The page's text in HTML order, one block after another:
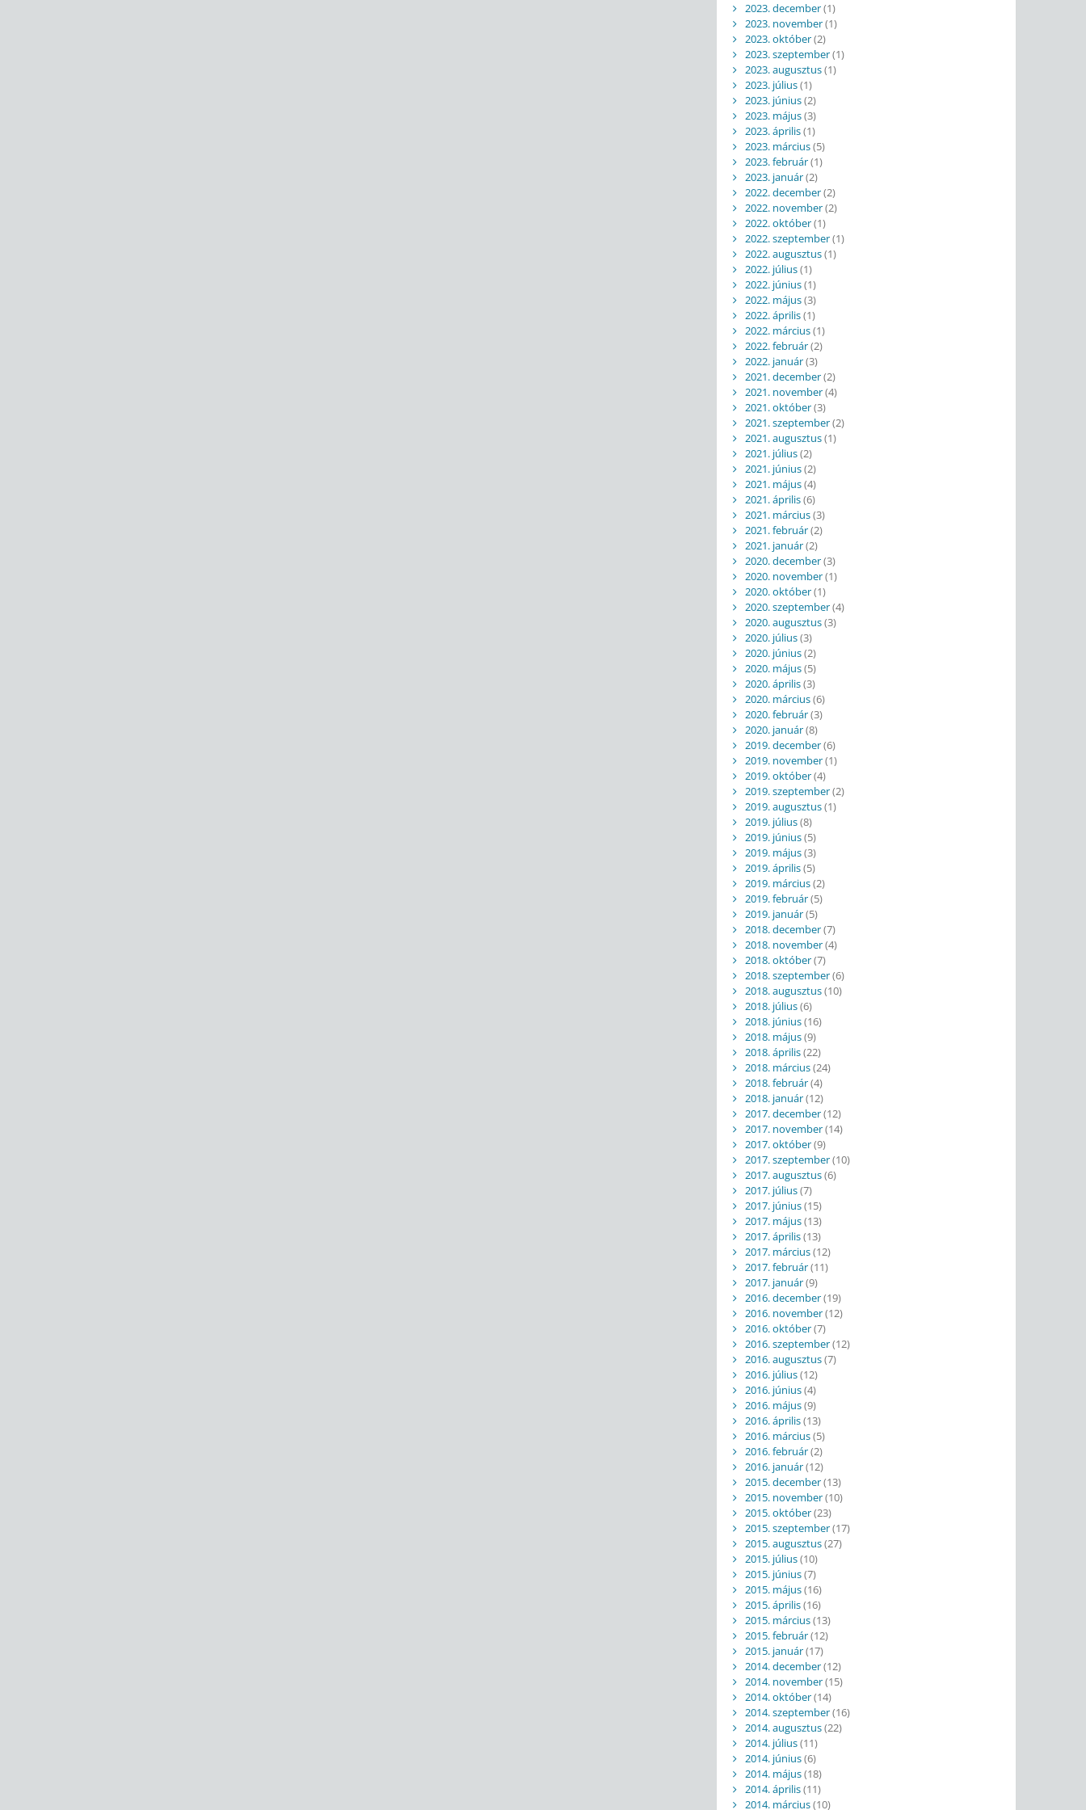
2023. december(1)
2023. november(1)
2023. október(2)
2023. szeptember(1)
2023. augusztus(1)
2023. július(1)
2023. június(2)
2023. május(3)
2023. április(1)
2023. március(5)
2023. február(1)
2023. január(2)
2022. december(2)
2022. november(2)
2022. október(1)
2022. szeptember(1)
2022. augusztus(1)
2022. július(1)
2022. június(1)
2022. május(3)
2022. április(1)
2022. március(1)
2022. február(2)
2022. január(3)
2021. december(2)
2021. november(4)
2021. október(3)
2021. szeptember(2)
2021. augusztus(1)
2021. július(2)
2021. június(2)
2021. május(4)
2021. április(6)
2021. március(3)
2021. február(2)
2021. január(2)
2020. december(3)
2020. november(1)
2020. október(1)
2020. szeptember(4)
2020. augusztus(3)
2020. július(3)
2020. június(2)
2020. május(5)
2020. április(3)
2020. március(6)
2020. február(3)
2020. január(8)
2019. december(6)
2019. november(1)
2019. október(4)
2019. szeptember(2)
2019. augusztus(1)
2019. július(8)
2019. június(5)
2019. május(3)
2019. április(5)
2019. március(2)
2019. február(5)
2019. január(5)
2018. december(7)
2018. november(4)
2018. október(7)
2018. szeptember(6)
2018. augusztus(10)
2018. július(6)
2018. június(16)
2018. május(9)
2018. április(22)
2018. március(24)
2018. február(4)
2018. január(12)
2017. december(12)
2017. november(14)
2017. október(9)
2017. szeptember(10)
2017. augusztus(6)
2017. július(7)
2017. június(15)
2017. május(13)
2017. április(13)
2017. március(12)
2017. február(11)
2017. január(9)
2016. december(19)
2016. november(12)
2016. október(7)
2016. szeptember(12)
2016. augusztus(7)
2016. július(12)
2016. június(4)
2016. május(9)
2016. április(13)
2016. március(5)
2016. február(2)
2016. január(12)
2015. december(13)
2015. november(10)
2015. október(23)
2015. szeptember(17)
2015. augusztus(27)
2015. július(10)
2015. június(7)
2015. május(16)
2015. április(16)
2015. március(13)
2015. február(12)
2015. január(17)
2014. december(12)
2014. november(15)
2014. október(14)
2014. szeptember(16)
2014. augusztus(22)
2014. július(11)
2014. június(6)
2014. május(18)
2014. április(11)
2014. március(10)